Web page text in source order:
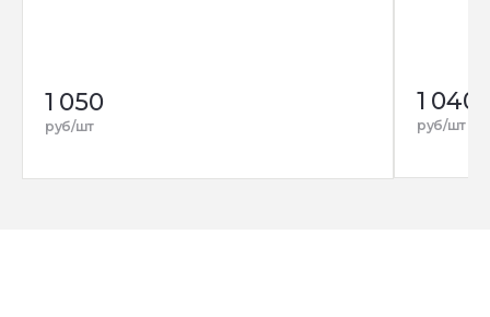
1 050
руб/шт
1 040
руб/шт